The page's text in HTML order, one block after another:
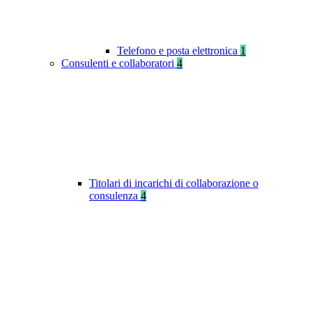
Telefono e posta elettronica 1
Consulenti e collaboratori 4
Titolari di incarichi di collaborazione o
consulenza 4